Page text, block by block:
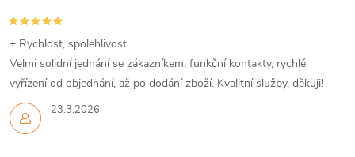
v
k
y
v
23.3.2026
+ Rychlost, spolehlivost
Velmi solidní jednání se zákazníkem, funkční kontakty, rychlé
vyřízení od objednání, až po dodání zboží. Kvalitní služby, děkuji!